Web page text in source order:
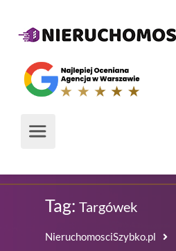
Tag: Targówek
NieruchomosciSzybko.pl